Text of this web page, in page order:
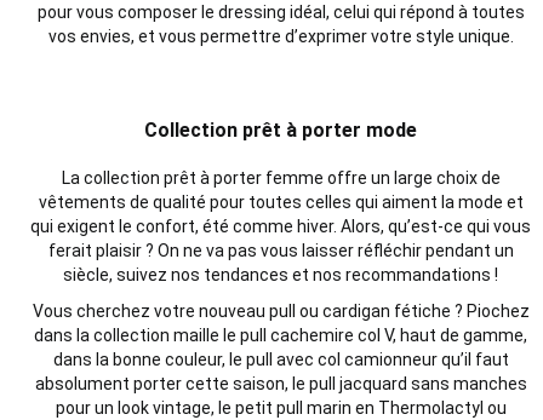
pour vous composer le dressing idéal, celui qui répond à toutes
vos envies, et vous permettre d’exprimer votre style unique.
Collection prêt à porter mode
La collection prêt à porter femme offre un large choix de
vêtements de qualité pour toutes celles qui aiment la mode et
qui exigent le confort, été comme hiver. Alors, qu’est-ce qui vous
ferait plaisir ? On ne va pas vous laisser réfléchir pendant un
siècle, suivez nos tendances et nos recommandations !
Vous cherchez votre nouveau pull ou cardigan fétiche ? Piochez
dans la collection maille le pull cachemire col V, haut de gamme,
dans la bonne couleur, le pull avec col camionneur qu’il faut
absolument porter cette saison, le pull jacquard sans manches
pour un look vintage, le petit pull marin en Thermolactyl ou